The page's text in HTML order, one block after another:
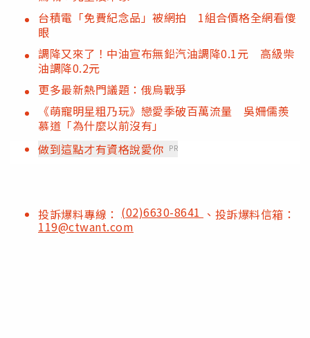
台積電「免費紀念品」被網拍 1組合價格全網看傻
眼
調降又來了！中油宣布無鉛汽油調降0.1元 高級柴
油調降0.2元
更多最新熱門議題：俄烏戰爭
《萌寵明星粗乃玩》戀愛季破百萬流量 吳姍儒羨
慕道「為什麼以前沒有」
做到這點才有資格說愛你 PR
投訴爆料專線： (02)6630-8641 、投訴爆料信箱：
119@ctwant.com